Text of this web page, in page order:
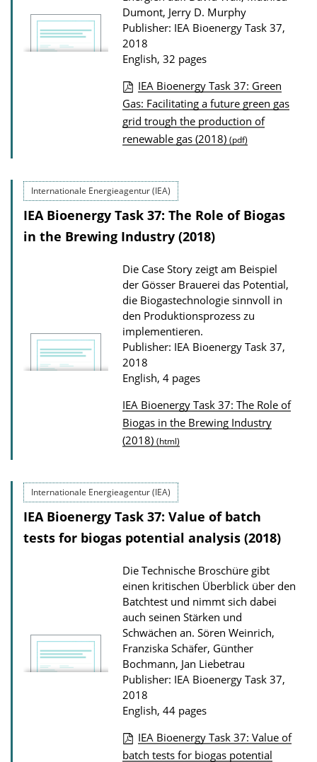
n
D
o
n
l
o
s
Dumont, Jerry D. Murphy
Publisher: IEA Bioenergy Task 37,
2018
English, 32 pages
P
u
b
i
c
a
t
i
o
n
D
o
w
n
l
o
a
s
IEA Bioenergy Task 37: Green
Gas: Facilitating a future green gas
grid trough the production of
renewable gas (2018) (pdf)
Internationale Energieagentur (IEA)
IEA Bioenergy Task 37: The Role of Biogas
in the Brewing Industry (2018)
Die Case Story zeigt am Beispiel
der Gösser Brauerei das Potential,
die Biogastechnologie sinnvoll in
den Produktionsprozess zu
implementieren.
Publisher: IEA Bioenergy Task 37,
2018
English, 4 pages
P
u
l
i
c
a
i
o
n
D
o
w
n
l
o
a
IEA Bioenergy Task 37: The Role of
Biogas in the Brewing Industry
(2018) (html)
Internationale Energieagentur (IEA)
IEA Bioenergy Task 37: Value of batch
tests for biogas potential analysis (2018)
Die Technische Broschüre gibt
einen kritischen Überblick über den
Batchtest und nimmt sich dabei
auch seinen Stärken und
Schwächen an. Sören Weinrich,
Franziska Schäfer, Günther
Bochmann, Jan Liebetrau
Publisher: IEA Bioenergy Task 37,
2018
English, 44 pages
P
IEA Bioenergy Task 37: Value of
batch tests for biogas potential